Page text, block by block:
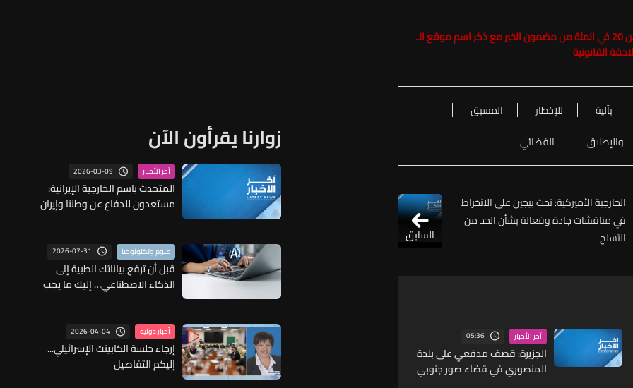
حفاظاً على حقوق الملكية الفكرية يرجى عدم نسخ ما يزيد عن 20 في المئة من مضمون الخبر مع ذكر اسم موقع الـ
بآلية للإخطار
المسبق
والإطلاق الفضائي
الخارجية الأميركية: نحث بيجين على الانخراط
في مناقشات جادة وفعالة بشأن الحد من
التسلح
السابق
آخر الأخبار 05:36
الجزيرة: قصف مدفعي على بلدة
المنصوري في قضاء صور جنوبي
زوارنا يقرأون الآن
آخر الأخبار 2026-03-09
المتحدث باسم الخارجية الإيرانية:
مستعدون للدفاع عن وطننا وإيران
علوم وتكنولوجيا 2026-07-31
قبل أن ترفع بياناتك الطبية إلى
الذكاء الاصطناعي… إليك ما يجب
أخبار دولية 2026-04-04
إرجاء جلسة الكابينت الإسرائيلي...
إليكم التفاصيل